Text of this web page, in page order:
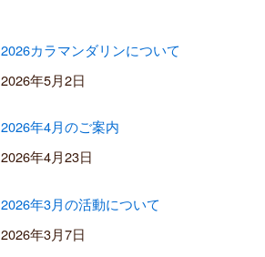
2026カラマンダリンについて
2026年5月2日
2026年4月のご案内
2026年4月23日
2026年3月の活動について
2026年3月7日